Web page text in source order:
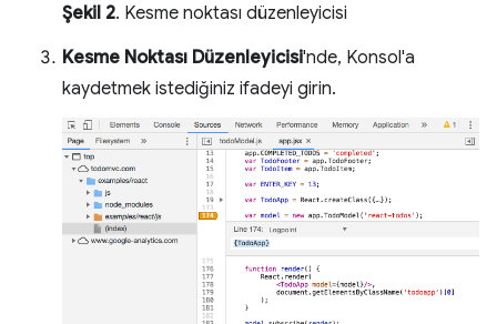
Şekil 2. Kesme noktası düzenleyicisi
Kesme Noktası Düzenleyicisi'nde, Konsol'a
kaydetmek istediğiniz ifadeyi girin.